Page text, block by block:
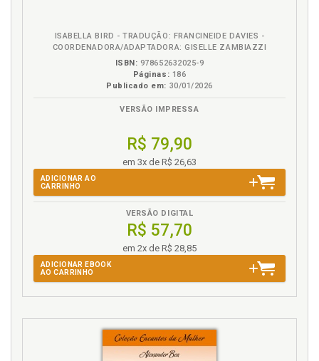
ISABELLA BIRD - TRADUÇÃO: FRANCINEIDE DAVIES -
COORDENADORA/ADAPTADORA: GISELLE ZAMBIAZZI
ISBN: 978652632025-9
Páginas: 186
Publicado em: 30/01/2026
VERSÃO IMPRESSA
R$ 79,90
em 3x de R$ 26,63
ADICIONAR AO
CARRINHO
VERSÃO DIGITAL
R$ 57,70
em 2x de R$ 28,85
ADICIONAR EBOOK
AO CARRINHO